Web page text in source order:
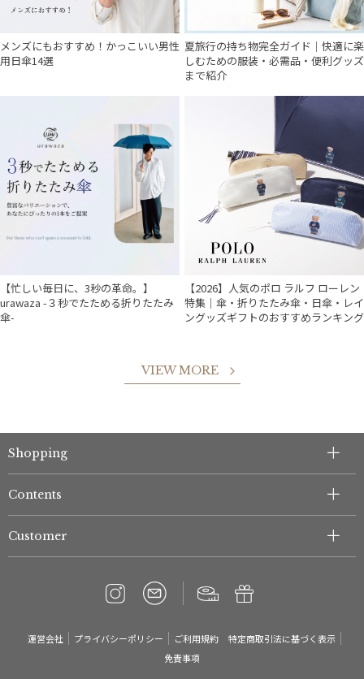
メンズにもおすすめ！かっこいい男性
用日傘14選
夏旅行の持ち物完全ガイド｜快適に楽
しむための服装・必需品・便利グッズ
まで紹介
【忙しい毎日に、3秒の革命。】
urawaza -３秒でたためる折りたたみ
傘-
【2026】人気のポロ ラルフ ローレン
特集｜傘・折りたたみ傘・日傘・レイ
ングッズギフトのおすすめランキング
VIEW MORE
Shopping
Contents
Customer
運営会社 プライバシーポリシー ご利用規約
特定商取引法に基づく表示
免責事項